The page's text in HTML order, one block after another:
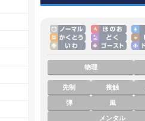
物理
先制 接触
弾 風
メンタル